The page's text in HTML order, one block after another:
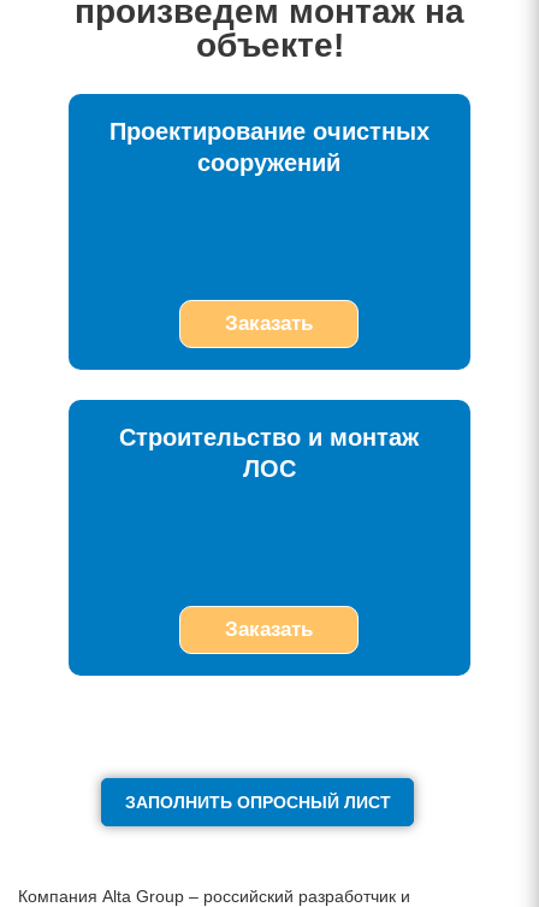
произведем монтаж на
объекте!
Проектирование очистных
сооружений
Заказать
Строительство и монтаж
ЛОС
Заказать
ЗАПОЛНИТЬ ОПРОСНЫЙ ЛИСТ
Компания Alta Group – российский разработчик и